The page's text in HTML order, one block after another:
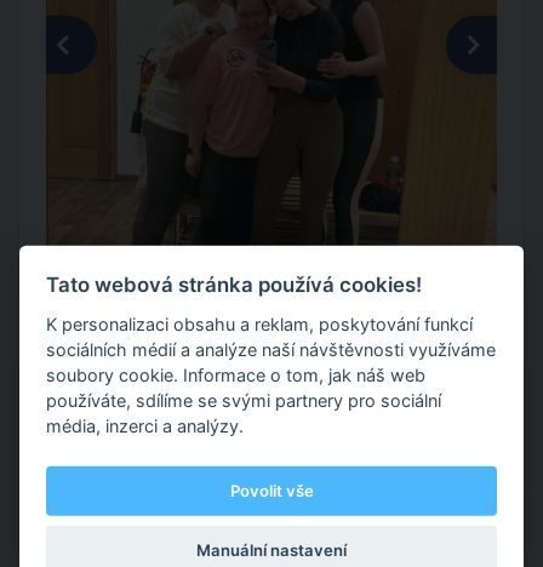
Služby
1 Služby Dohodou
Tato webová stránka používá cookies!
K personalizaci obsahu a reklam, poskytování funkcí
sociálních médií a analýze naší návštěvnosti využíváme
soubory cookie. Informace o tom, jak náš web
používáte, sdílíme se svými partnery pro sociální
média, inzerci a analýzy.
Povolit vše
Manuální nastavení